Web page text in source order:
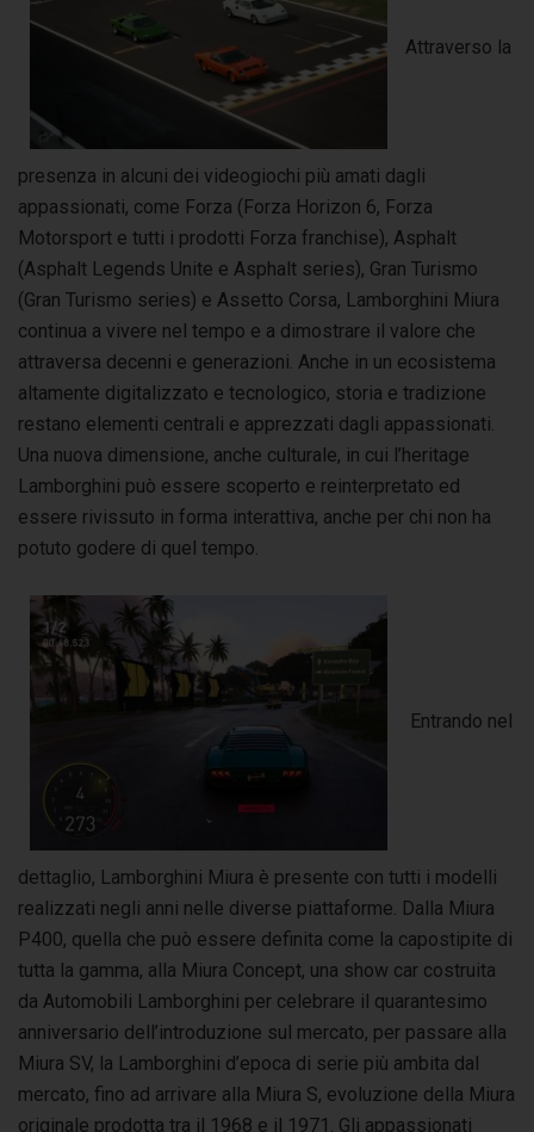
Attraverso la
presenza in alcuni dei videogiochi più amati dagli
appassionati, come Forza (Forza Horizon 6, Forza
Motorsport e tutti i prodotti Forza franchise), Asphalt
(Asphalt Legends Unite e Asphalt series), Gran Turismo
(Gran Turismo series) e Assetto Corsa, Lamborghini Miura
continua a vivere nel tempo e a dimostrare il valore che
attraversa decenni e generazioni. Anche in un ecosistema
altamente digitalizzato e tecnologico, storia e tradizione
restano elementi centrali e apprezzati dagli appassionati.
Una nuova dimensione, anche culturale, in cui l’heritage
Lamborghini può essere scoperto e reinterpretato ed
essere rivissuto in forma interattiva, anche per chi non ha
potuto godere di quel tempo.
Entrando nel
dettaglio, Lamborghini Miura è presente con tutti i modelli
realizzati negli anni nelle diverse piattaforme. Dalla Miura
P400, quella che può essere definita come la capostipite di
tutta la gamma, alla Miura Concept, una show car costruita
da Automobili Lamborghini per celebrare il quarantesimo
anniversario dell’introduzione sul mercato, per passare alla
Miura SV, la Lamborghini d’epoca di serie più ambita dal
mercato, fino ad arrivare alla Miura S, evoluzione della Miura
originale prodotta tra il 1968 e il 1971. Gli appassionati